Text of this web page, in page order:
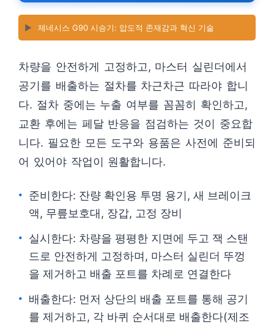
▶️ 제네시스 G90 시승기: 압도적 존재감과 혁신 기술
차량을 안전하게 고정하고, 마스터 실린더에서
공기를 배출하는 절차를 차근차근 따라야 합니
다. 절차 중에는 누출 여부를 꼼꼼히 확인하고,
교환 후에는 페달 반응을 점검하는 것이 중요합
니다. 필요한 모든 도구와 용품은 사전에 준비되
어 있어야 작업이 원활합니다.
준비한다: 잔량 확인용 투명 용기, 새 브레이크
액, 무릎보호대, 장갑, 고정 장비
실시한다: 차량을 평평한 지면에 두고 잭 스탠
드로 안전하게 고정하며, 마스터 실린더 뚜껑
을 제거하고 배출 포트를 차례로 연결한다
배출한다: 먼저 상단의 배출 포트를 통해 공기
를 제거하고, 각 바퀴 순서대로 배출한다(제조